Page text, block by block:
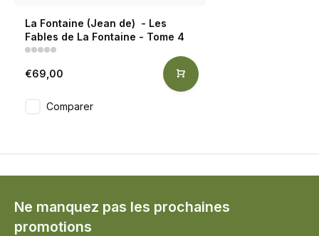
La Fontaine (Jean de) - Les
Fables de La Fontaine - Tome 4
€69,00
Comparer
Ne manquez pas les prochaines
promotions